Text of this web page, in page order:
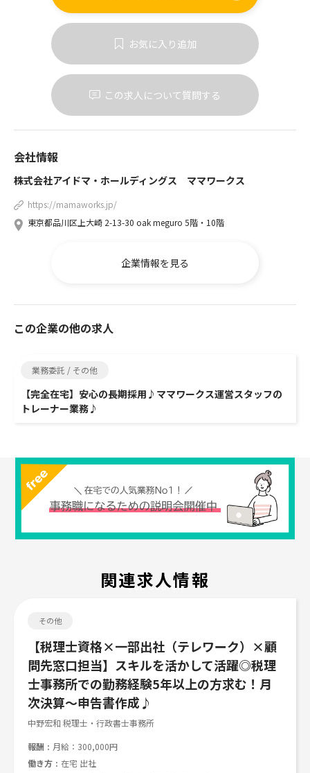
お気に入り追加
この求人について質問する
会社情報
株式会社アイドマ・ホールディングス ママワークス
https://mamaworks.jp/
東京都品川区上大崎 2-13-30 oak meguro 5階・10階
企業情報を見る
この企業の他の求人
業務委託 / その他
【完全在宅】安心の長期採用♪ママワークス運営スタッフの
トレーナー業務♪
関連求人情報
Job search
その他
【税理士資格×一部出社（テレワーク）×顧
問先窓口担当】スキルを活かして活躍◎税理
士事務所での勤務経験5年以上の方求む！月
次決算～申告書作成♪
中野宏和 税理士・行政書士事務所
報酬
月給：300,000円
働き方
在宅 出社